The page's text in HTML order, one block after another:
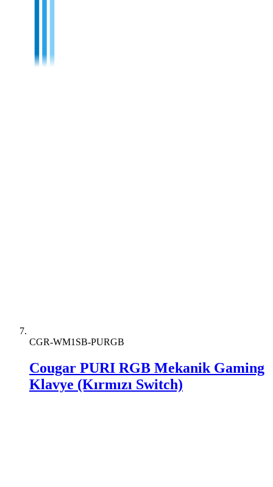
CGR-WM1SB-PURGB
Cougar PURI RGB Mekanik Gaming
Klavye (Kırmızı Switch)